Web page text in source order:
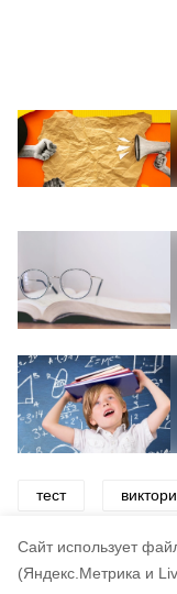
Cайт использует
(Яндекс.Метрика и
тест
знания